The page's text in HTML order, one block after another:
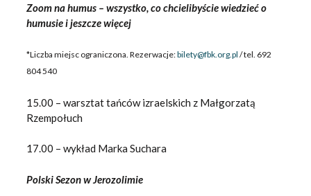
Zoom na humus – wszystko, co chcielibyście wiedzieć o
humusie i jeszcze więcej
*Liczba miejsc ograniczona. Rezerwacje:bilety@fbk.org.pl / tel. 692
804 540
15.00 – warsztat tańców izraelskich z Małgorzatą
Rzempołuch
17.00 – wykład Marka Suchara
Polski Sezon w Jerozolimie